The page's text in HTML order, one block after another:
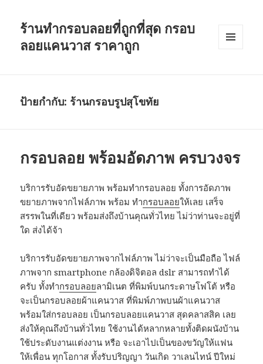
ร้านทำกรอบลอยที่ถูกที่สุด กรอบ
ลอยแคนวาส ราคาถูก
ป้ายกำกับ: ร้านกรอบรูปสุโขทัย
กรอบลอย พร้อมอัดภาพ ครบวงจร
บริการรับอัดขยายภาพ พร้อมทำกรอบลอย ทั้งการอัดภาพ
ขยายภาพจากไฟล์ภาพ พร้อม ทำกรอบลอยให้เลย เสร็จ
สรรพในที่เดียว พร้อมส่งถึงบ้านคุณทั่วไทย ไม่ว่าท่านจะอยู่ที่
ใด ส่งได้จ้า
บริการรับอัดขยายภาพจากไฟล์ภาพ ไม่ว่าจะเป็นมือถือ ไฟล์
ภาพจาก smartphone กล้องดิจิตอล dslr สามารถทำได้
ครับ ทั้งทำกรอบลอยลามิเนต ที่พิมพ์บนกระดาษโฟโต้ หรือ
จะเป็นกรอบลอยผ้าแคนวาส ที่พิมพ์ภาพบนผ้าแคนวาส
พร้อมใส่กรอบลอย เป็นกรอบลอยแคนวาส สุดคลาสสิค เลย
ส่งให้คุณถึงบ้านทั่วไทย ใช้งานได้หลากหลายทั้งติดผนังบ้าน
ใช้ประดับงานแต่งงาน หรือ จะเอาไปเป็นของขวัญให้แฟน
ให้เพื่อน ทุกโอกาส ทั้งรับปริญญา วันเกิด วาเลนไทน์ ปีใหม่